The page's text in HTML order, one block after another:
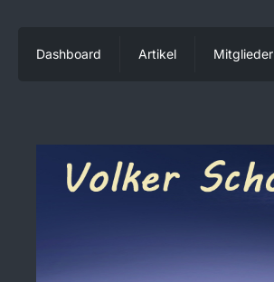
Dashboard Artikel Mitglieder